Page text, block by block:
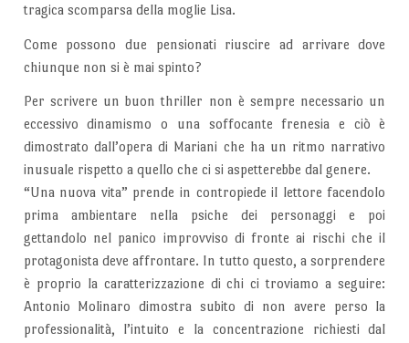
tragica scomparsa della moglie Lisa.
Come possono due pensionati riuscire ad arrivare dove
chiunque non si è mai spinto?
Per scrivere un buon thriller non è sempre necessario un
eccessivo dinamismo o una soffocante frenesia e ciò è
dimostrato dall’opera di Mariani che ha un ritmo narrativo
inusuale rispetto a quello che ci si aspetterebbe dal genere.
“Una nuova vita” prende in contropiede il lettore facendolo
prima ambientare nella psiche dei personaggi e poi
gettandolo nel panico improvviso di fronte ai rischi che il
protagonista deve affrontare. In tutto questo, a sorprendere
è proprio la caratterizzazione di chi ci troviamo a seguire:
Antonio Molinaro dimostra subito di non avere perso la
professionalità, l’intuito e la concentrazione richiesti dal